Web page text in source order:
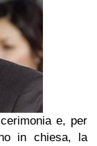
e, per
in chiesa, la